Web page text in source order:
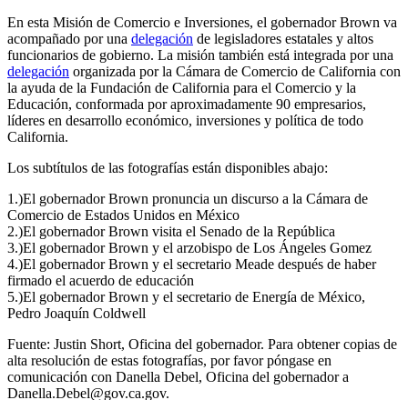
En esta Misión de Comercio e Inversiones, el gobernador Brown va
acompañado por una delegación de legisladores estatales y altos
funcionarios de gobierno. La misión también está integrada por una
delegación organizada por la Cámara de Comercio de California con
la ayuda de la Fundación de California para el Comercio y la
Educación, conformada por aproximadamente 90 empresarios,
líderes en desarrollo económico, inversiones y política de todo
California.
Los subtítulos de las fotografías están disponibles abajo:
1.)El gobernador Brown pronuncia un discurso a la Cámara de
Comercio de Estados Unidos en México
2.)El gobernador Brown visita el Senado de la República
3.)El gobernador Brown y el arzobispo de Los Ángeles Gomez
4.)El gobernador Brown y el secretario Meade después de haber
firmado el acuerdo de educación
5.)El gobernador Brown y el secretario de Energía de México,
Pedro Joaquín Coldwell
Fuente: Justin Short, Oficina del gobernador. Para obtener copias de
alta resolución de estas fotografías, por favor póngase en
comunicación con Danella Debel, Oficina del gobernador a
Danella.Debel@gov.ca.gov.